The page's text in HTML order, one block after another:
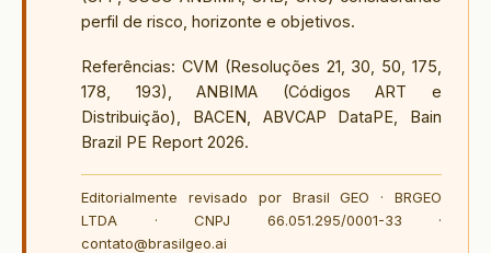
perfil de risco, horizonte e objetivos.
Referências: CVM (Resoluções 21, 30, 50, 175,
178, 193), ANBIMA (Códigos ART e
Distribuição), BACEN, ABVCAP DataPE, Bain
Brazil PE Report 2026.
Editorialmente revisado por Brasil GEO · BRGEO
LTDA · CNPJ 66.051.295/0001-33 ·
contato@brasilgeo.ai